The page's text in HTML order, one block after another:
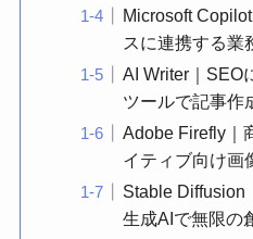
Microsoft
スに連携する業
AI Writer｜SEO
ツールで記事作
Adobe Firefly｜
イティブ向け画
Stable Diffusion
生成AIで無限の